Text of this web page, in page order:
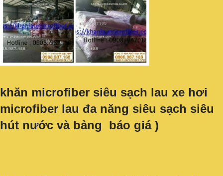
khăn microfiber siêu sạch lau xe hơi
microfiber lau đa năng siêu sạch siêu
hút nước và bảng báo giá )